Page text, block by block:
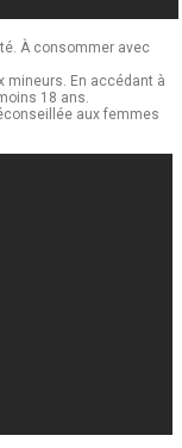
À consommer avec
mineurs. En accédant à
18 ans.
aux femmes